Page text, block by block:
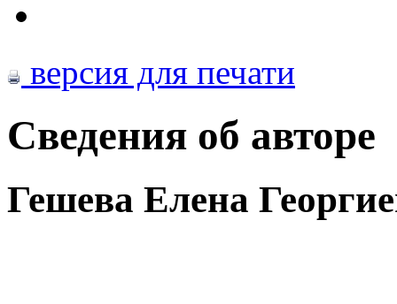
версия для печати
Сведения об авторе
Гешева Елена